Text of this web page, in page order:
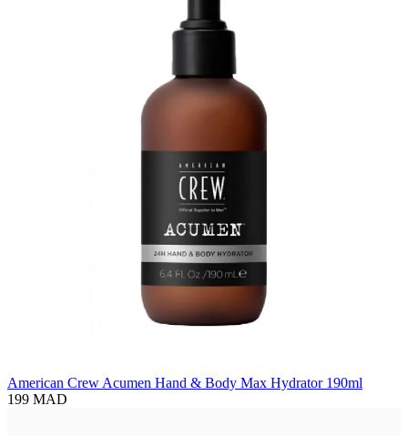
American Crew Acumen Hand & Body Max Hydrator 190ml
199 MAD